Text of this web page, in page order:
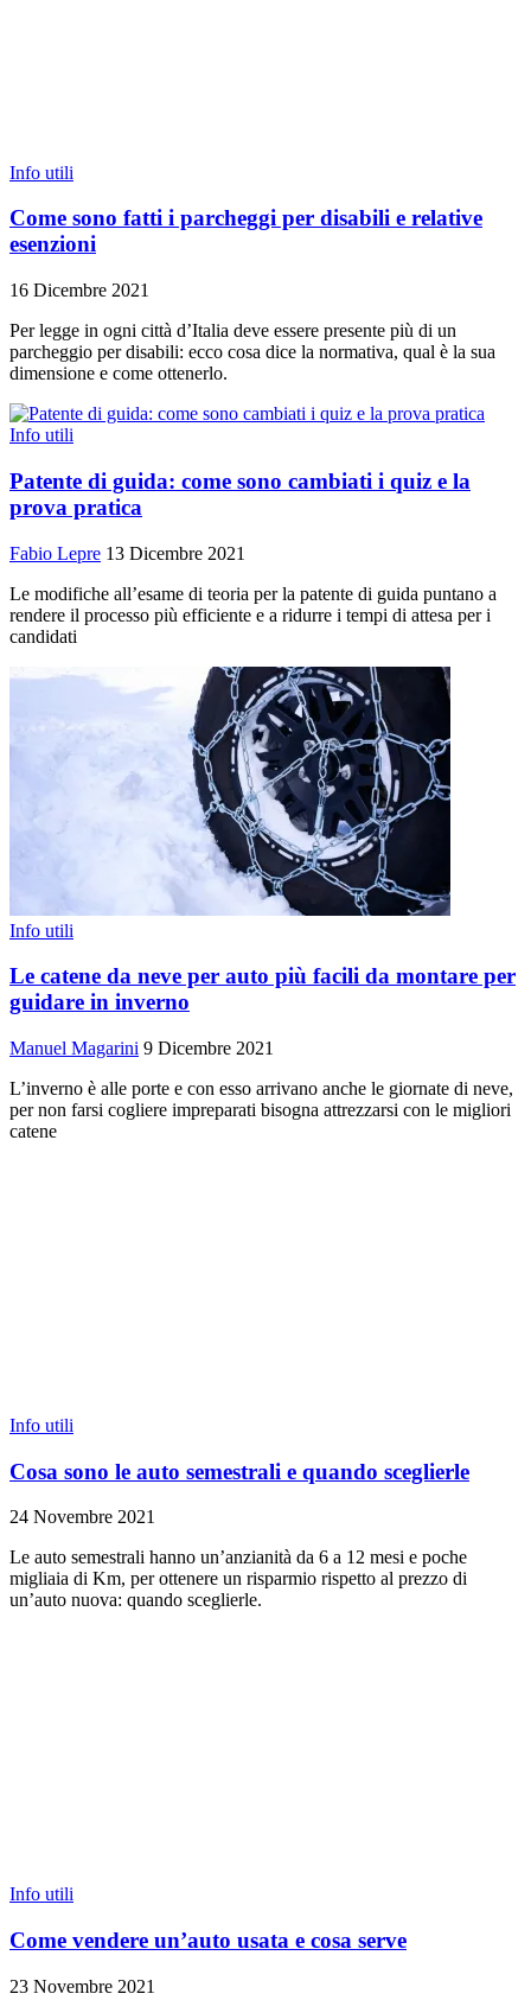
Info utili
Come sono fatti i parcheggi per disabili e relative
esenzioni
16 Dicembre 2021
Per legge in ogni città d’Italia deve essere presente più di un
parcheggio per disabili: ecco cosa dice la normativa, qual è la sua
dimensione e come ottenerlo.
Info utili
Patente di guida: come sono cambiati i quiz e la
prova pratica
Fabio Lepre 13 Dicembre 2021
Le modifiche all’esame di teoria per la patente di guida puntano a
rendere il processo più efficiente e a ridurre i tempi di attesa per i
candidati
Info utili
Le catene da neve per auto più facili da montare per
guidare in inverno
Manuel Magarini 9 Dicembre 2021
L’inverno è alle porte e con esso arrivano anche le giornate di neve,
per non farsi cogliere impreparati bisogna attrezzarsi con le migliori
catene
Info utili
Cosa sono le auto semestrali e quando sceglierle
24 Novembre 2021
Le auto semestrali hanno un’anzianità da 6 a 12 mesi e poche
migliaia di Km, per ottenere un risparmio rispetto al prezzo di
un’auto nuova: quando sceglierle.
Info utili
Come vendere un’auto usata e cosa serve
23 Novembre 2021